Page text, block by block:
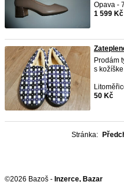
Opava -
1 599 Kč
Prodám
s kožíške
50 Kč
Stránka:
©2026 Bazoš - Inzerce, Bazar